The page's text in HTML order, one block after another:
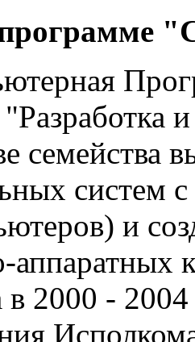
программе
"Разработка
семейства
систем
и
в 2000 -